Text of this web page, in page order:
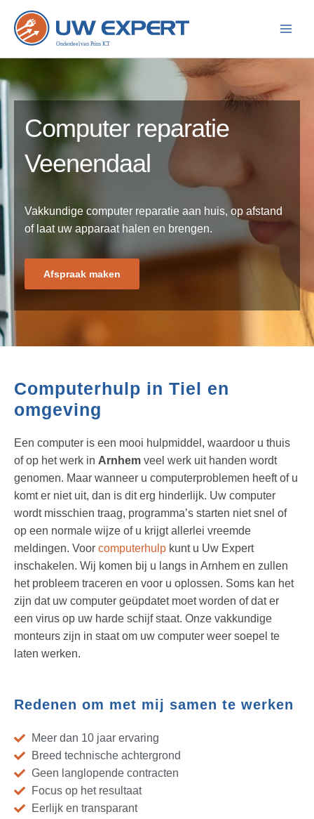
naar
inhoud
Computer reparatie
Veenendaal
Vakkundige computer reparatie aan huis, op afstand
of laat uw apparaat halen en brengen.
Afspraak maken
Computerhulp in Tiel en
omgeving
Een computer is een mooi hulpmiddel, waardoor u thuis
of op het werk in Arnhem veel werk uit handen wordt
genomen. Maar wanneer u computerproblemen heeft of u
komt er niet uit, dan is dit erg hinderlijk. Uw computer
wordt misschien traag, programma’s starten niet snel of
op een normale wijze of u krijgt allerlei vreemde
meldingen. Voor computerhulp kunt u Uw Expert
inschakelen. Wij komen bij u langs in Arnhem en zullen
het probleem traceren en voor u oplossen. Soms kan het
zijn dat uw computer geüpdatet moet worden of dat er
een virus op uw harde schijf staat. Onze vakkundige
monteurs zijn in staat om uw computer weer soepel te
laten werken.
Redenen om met mij samen te werken
Meer dan 10 jaar ervaring
Breed technische achtergrond
Geen langlopende contracten
Focus op het resultaat
Eerlijk en transparant